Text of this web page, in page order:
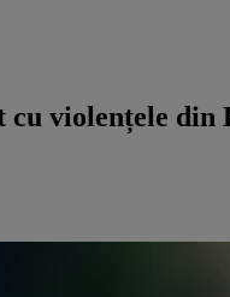
violențele din